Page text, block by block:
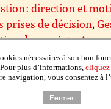
: direction et
prises de décision,
des projets,
,Gestion du
,Gestion
Gestion du personnel
humaines,Gestion de
nécessaires à son bon
plus d’informations,
navigation, vous consentez à
Fermer